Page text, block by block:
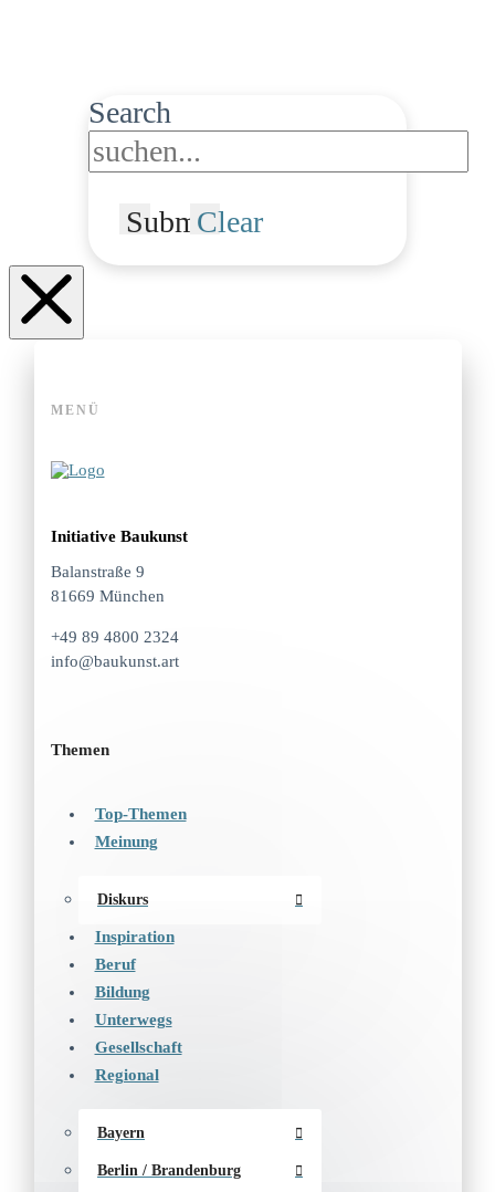
Search
SubmitClear
MENÜ
Initiative Baukunst
Balanstraße 9
81669 München
+49 89 4800 2324
info@baukunst.art
Themen
Top-Themen
Meinung
Diskurs
Inspiration
Beruf
Bildung
Unterwegs
Gesellschaft
Regional
Bayern
Berlin / Brandenburg